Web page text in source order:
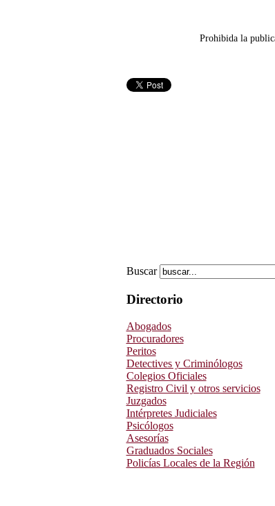
Prohibida la
Buscar
Directorio
Abogados
Procuradores
Peritos
Detectives y Criminólogos
Colegios Oficiales
Registro Civil y otros servicios
Juzgados
Intérpretes Judiciales
Psicólogos
Asesorías
Graduados Sociales
Policías Locales de la Región